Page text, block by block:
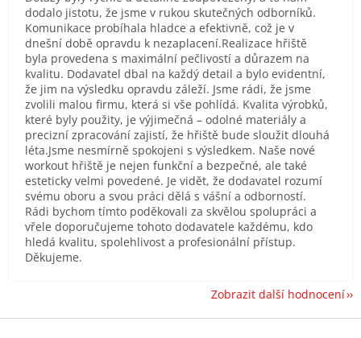
dodalo jistotu, že jsme v rukou skutečných odborníků.
Komunikace probíhala hladce a efektivně, což je v
dnešní době opravdu k nezaplacení.Realizace hřiště
byla provedena s maximální pečlivostí a důrazem na
kvalitu. Dodavatel dbal na každý detail a bylo evidentní,
že jim na výsledku opravdu záleží. Jsme rádi, že jsme
zvolili malou firmu, která si vše pohlídá. Kvalita výrobků,
které byly použity, je výjimečná – odolné materiály a
precizní zpracování zajistí, že hřiště bude sloužit dlouhá
léta.Jsme nesmírně spokojeni s výsledkem. Naše nové
workout hřiště je nejen funkční a bezpečné, ale také
esteticky velmi povedené. Je vidět, že dodavatel rozumí
svému oboru a svou práci dělá s vášní a odborností.
Rádi bychom tímto poděkovali za skvělou spolupráci a
vřele doporučujeme tohoto dodavatele každému, kdo
hledá kvalitu, spolehlivost a profesionální přístup.
Děkujeme.
Zobrazit další hodnocení
Z